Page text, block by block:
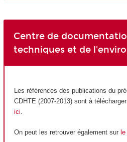
Centre de
techniques et de
Les références des publications du
CDHTE (2007-2013) sont à
ici.
On peut les retrouver également sur